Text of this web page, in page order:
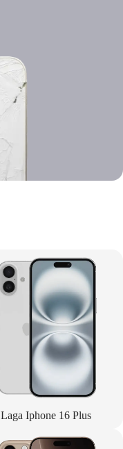
Laga Iphone 16 Plus